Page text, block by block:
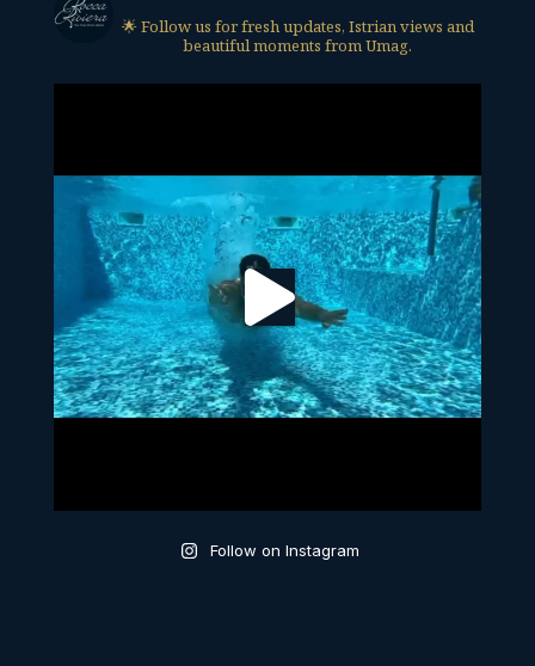
🌟 Follow us for fresh updates, Istrian views and
beautiful moments from Umag.
Follow on Instagram